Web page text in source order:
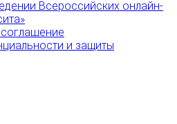
Всероссийских онлайн-
и защиты